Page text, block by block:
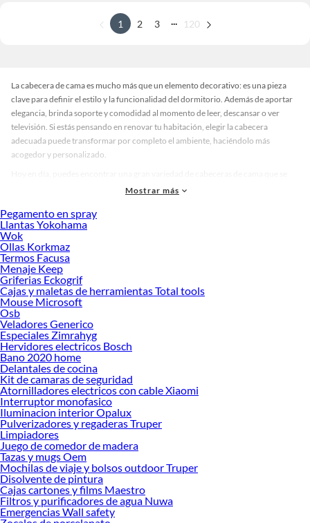
1 2 3 120
La cabecera de cama es mucho más que un elemento decorativo: es una pieza
clave para definir el estilo y la funcionalidad del dormitorio. Además de aportar
elegancia, brinda soporte y comodidad al momento de leer, descansar o ver
televisión. Si estás pensando en renovar tu habitación, elegir la cabecera
adecuada puede transformar por completo el ambiente, haciéndolo más
acogedor y personalizado.
adaptan a distintos estilos y tamaños. Hay modelos tapizados en tela, cuero
y también en tonos vibrantes para quienes buscan un toque más audaz. Algunas
cabeceras tienen detalles capitoneados, otras incluyen líneas modernas y
minimalistas, y varias incorporan estructuras de madera o metal que aportan
carácter al espacio. Esta diversidad permite elegir según el tipo de cama, el estilo
decorativo y el nivel de confort que deseas.
Al momento de comparar opciones, es importante considerar el tamaño del
colchón, la altura de la cabecera y el material que mejor se adapte a tus
necesidades. Una buena elección no solo mejora la estética del dormitorio,
también puede ayudarte a crear un entorno más funcional y relajante. Además,
muchas cabeceras están diseñadas para facilitar la instalación y combinar con
otros muebles como veladores, cómodas o pie de cama.
¿Estás buscando una opción que combine diseño y comodidad? Descubre cuál
se adapta mejor a ti y conoce más sobre sus beneficios. Explora nuestras
colecciones disponibles y encuentra la cabecera de cama ideal para renovar tu
dormitorio con estilo, confort y personalidad. Elegir la pieza correcta es el
primer paso para transformar tu espacio en un lugar donde realmente disfrutes
descansar.
Complementa tu compra con estos productos:
Respaldos 1,5 plazas
Respaldos 2 plazas
Respaldos King
Mostrar más
Pegamento en spray
Llantas Yokohama
Wok
Ollas Korkmaz
Termos Facusa
Menaje Keep
Griferias Eckogrif
Cajas y maletas de herramientas Total tools
Mouse Microsoft
Osb
Veladores Generico
Especiales Zimrahyg
Hervidores electricos Bosch
Bano 2020 home
Delantales de cocina
Kit de camaras de seguridad
Atornilladores electricos con cable Xiaomi
Interruptor monofasico
Iluminacion interior Opalux
Pulverizadores y regaderas Truper
Limpiadores
Juego de comedor de madera
Tazas y mugs Oem
Mochilas de viaje y bolsos outdoor Truper
Disolvente de pintura
Cajas cartones y films Maestro
Filtros y purificadores de agua Nuwa
Emergencias Wall safety